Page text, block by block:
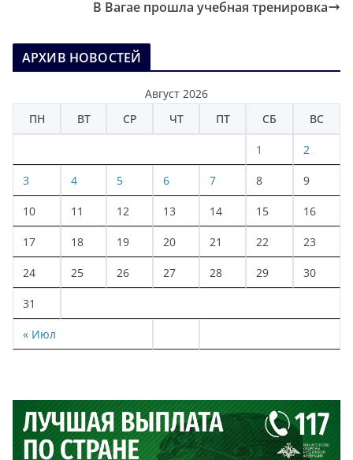
В Вагае прошла учебная тренировка
АРХИВ НОВОСТЕЙ
Август 2026
ПН
ВТ СР ЧТ ПТ СБ ВС
« Июл
1 2
3 4 5 6 7 8 9
10 11 12 13 14 15 16
17 18 19 20 21 22 23
24 25 26 27 28 29 30
31